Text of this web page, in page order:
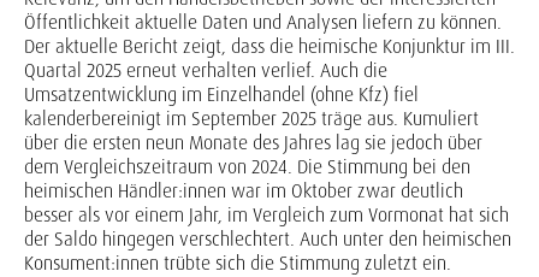
Öffentlichkeit aktuelle Daten und Analysen liefern zu können.
Der aktuelle Bericht zeigt, dass die heimische Konjunktur im III.
Quartal 2025 erneut verhalten verlief. Auch die
Umsatzentwicklung im Einzelhandel (ohne Kfz) fiel
kalenderbereinigt im September 2025 träge aus. Kumuliert
über die ersten neun Monate des Jahres lag sie jedoch über
dem Vergleichszeitraum von 2024. Die Stimmung bei den
heimischen Händler:innen war im Oktober zwar deutlich
besser als vor einem Jahr, im Vergleich zum Vormonat hat sich
der Saldo hingegen verschlechtert. Auch unter den heimischen
Konsument:innen trübte sich die Stimmung zuletzt ein.